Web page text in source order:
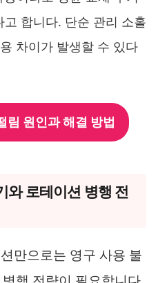
합니다. 단순 관리 소홀
차이가 발생할 수 있다
림 원인과 해결 방법
와 로테이션 병행 전
만으로는 영구 사용 불